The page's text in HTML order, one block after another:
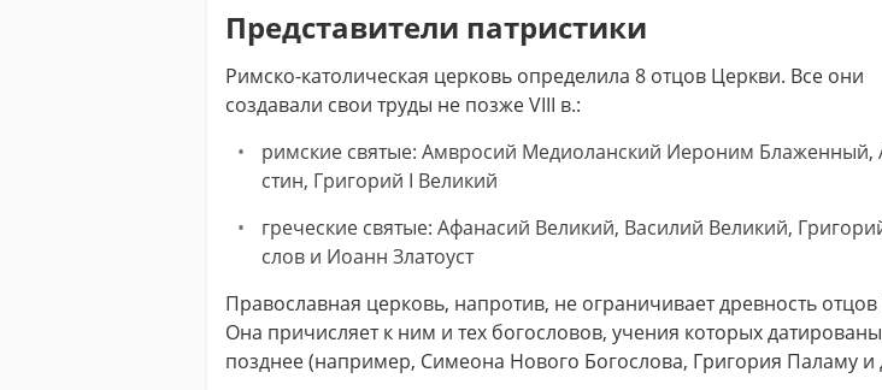
Представители патристики
Римско-католическая церковь определила 8 отцов Церкви. Все они
создавали свои труды не позже VIII в.:
римские святые: Ам­вро­сий Ме­дио­лан­ский Ие­ро­ним Бла­жен­ный,
стин, Гри­го­рий I Ве­ли­кий
греческие святые: Афа­на­сий Ве­ли­кий, Ва­си­лий Ве­ли­кий,
слов и Ио­анн Зла­то­уст
Православная церковь, напротив, не ограничивает древность
Она причисляет к ним и тех богословов, учения которых датированы
позднее (например, Симеона Нового Богослова, Григория Паламу и